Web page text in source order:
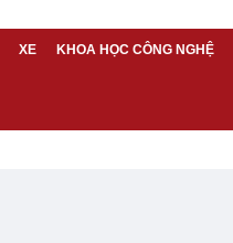
XE KHOA HỌC CÔNG NGHỆ